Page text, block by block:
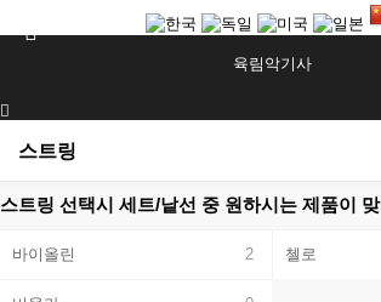
육림악기사
스트링
스트링 선택시 세트/낱선 중 원하시는 제품이
바이올린 2 첼로